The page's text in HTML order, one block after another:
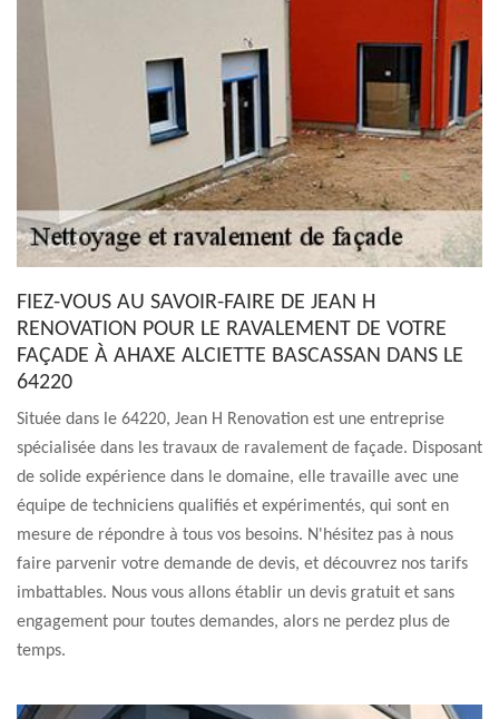
FIEZ-VOUS AU SAVOIR-FAIRE DE JEAN H
RENOVATION POUR LE RAVALEMENT DE VOTRE
FAÇADE À AHAXE ALCIETTE BASCASSAN DANS LE
64220
Située dans le 64220, Jean H Renovation est une entreprise
spécialisée dans les travaux de ravalement de façade. Disposant
de solide expérience dans le domaine, elle travaille avec une
équipe de techniciens qualifiés et expérimentés, qui sont en
mesure de répondre à tous vos besoins. N'hésitez pas à nous
faire parvenir votre demande de devis, et découvrez nos tarifs
imbattables. Nous vous allons établir un devis gratuit et sans
engagement pour toutes demandes, alors ne perdez plus de
temps.